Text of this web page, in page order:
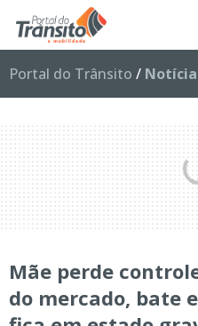
Portal do Trânsito /
Mãe perde
do mercado, bate